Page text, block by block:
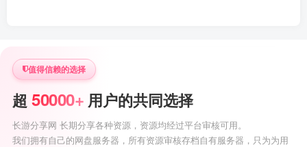
值得信赖的选择
超 50000+ 用户的共同选择
长游分享网 长期分享各种资源，资源均经过平台审核可用。
我们拥有自己的网盘服务器，所有资源审核存档自有服务器，只为为用